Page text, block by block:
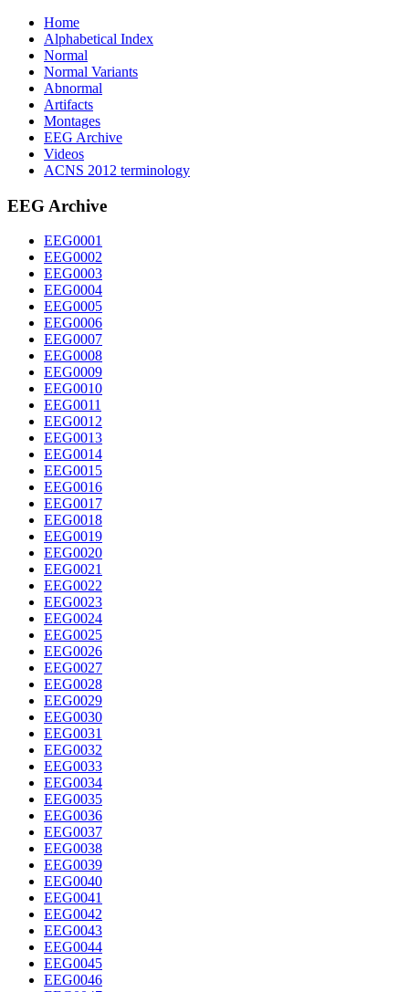
Home
Alphabetical Index
Normal
Normal Variants
Abnormal
Artifacts
Montages
EEG Archive
Videos
ACNS 2012 terminology
EEG Archive
EEG0001
EEG0002
EEG0003
EEG0004
EEG0005
EEG0006
EEG0007
EEG0008
EEG0009
EEG0010
EEG0011
EEG0012
EEG0013
EEG0014
EEG0015
EEG0016
EEG0017
EEG0018
EEG0019
EEG0020
EEG0021
EEG0022
EEG0023
EEG0024
EEG0025
EEG0026
EEG0027
EEG0028
EEG0029
EEG0030
EEG0031
EEG0032
EEG0033
EEG0034
EEG0035
EEG0036
EEG0037
EEG0038
EEG0039
EEG0040
EEG0041
EEG0042
EEG0043
EEG0044
EEG0045
EEG0046